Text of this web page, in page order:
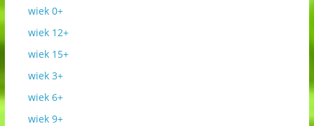
wiek 0+
wiek 12+
wiek 15+
wiek 3+
wiek 6+
wiek 9+